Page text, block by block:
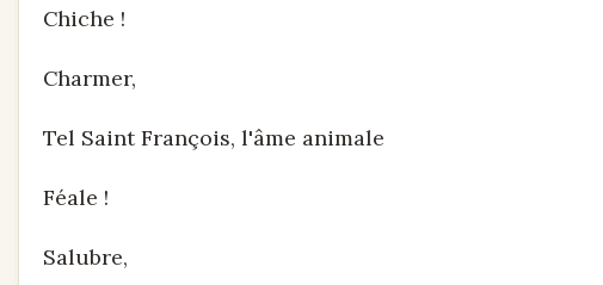
Chiche !
Charmer,
Tel Saint François, l'âme animale
Féale !
Salubre,